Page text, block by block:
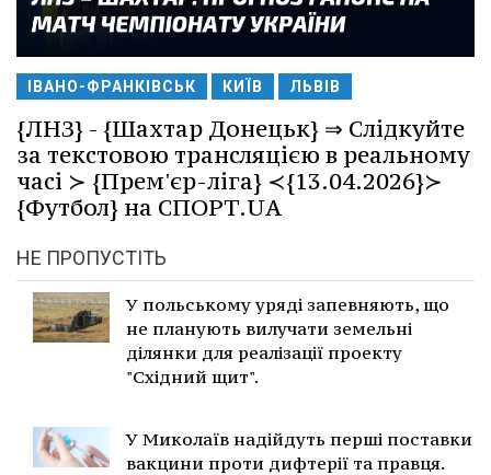
ІВАНО-ФРАНКІВСЬК КИЇВ ЛЬВІВ
{ЛНЗ} - {Шахтар Донецьк} ⇒ Слідкуйте
за текстовою трансляцією в реальному
часі ≻ {Прем'єр-ліга} ≺{13.04.2026}≻
{Футбол} на СПОРТ.UA
НЕ ПРОПУСТІТЬ
У польському уряді запевняють, що
не планують вилучати земельні
ділянки для реалізації проекту
"Східний щит".
У Миколаїв надійдуть перші поставки
вакцини проти дифтерії та правця.